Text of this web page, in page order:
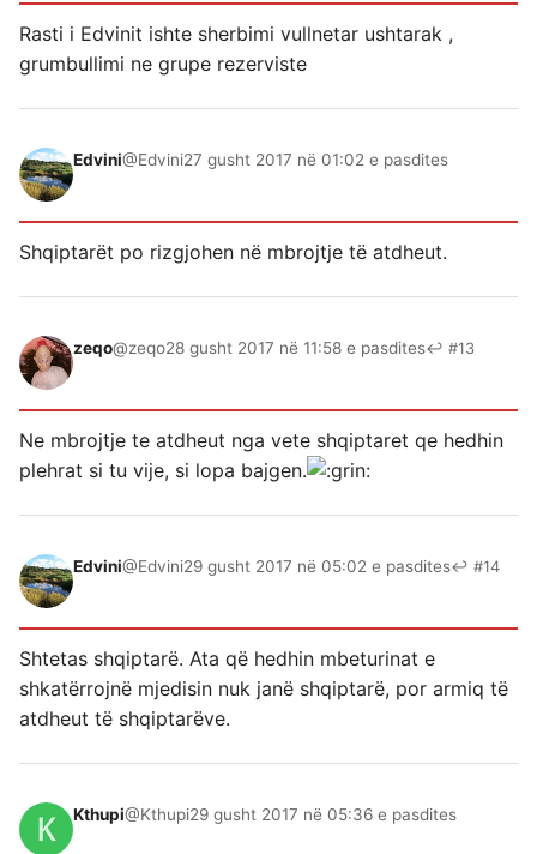
Rasti i Edvinit ishte sherbimi vullnetar ushtarak ,
grumbullimi ne grupe rezerviste
Edvini@Edvini27 gusht 2017 në 01:02 e pasdites
Shqiptarët po rizgjohen në mbrojtje të atdheut.
zeqo@zeqo28 gusht 2017 në 11:58 e pasdites↩ #13
Ne mbrojtje te atdheut nga vete shqiptaret qe hedhin
plehrat si tu vije, si lopa bajgen.
Edvini@Edvini29 gusht 2017 në 05:02 e pasdites↩ #14
Shtetas shqiptarë. Ata që hedhin mbeturinat e
shkatërrojnë mjedisin nuk janë shqiptarë, por armiq të
atdheut të shqiptarëve.
Kthupi@Kthupi29 gusht 2017 në 05:36 e pasdites